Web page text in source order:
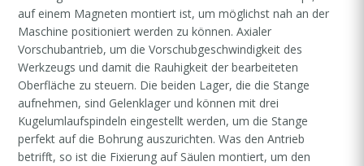
auf einem Magneten montiert ist, um möglichst nah an der
Maschine positioniert werden zu können. Axialer
Vorschubantrieb, um die Vorschubgeschwindigkeit des
Werkzeugs und damit die Rauhigkeit der bearbeiteten
Oberfläche zu steuern. Die beiden Lager, die die Stange
aufnehmen, sind Gelenklager und können mit drei
Kugelumlaufspindeln eingestellt werden, um die Stange
perfekt auf die Bohrung auszurichten. Was den Antrieb
betrifft, so ist die Fixierung auf Säulen montiert, um den